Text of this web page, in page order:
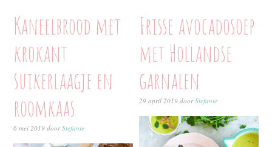
Kaneelbrood met
krokant
suikerlaagje en
roomkaas
6 mei 2019 doorStefanie
Frisse avocadosoep
met Hollandse
garnalen
29 april 2019 doorStefanie